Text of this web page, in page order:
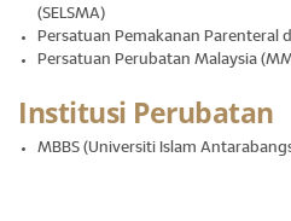
(SELSMA)
Persatuan Pemakanan Parenteral
Persatuan Perubatan Malaysia
Institusi Perubatan
MBBS (Universiti Islam